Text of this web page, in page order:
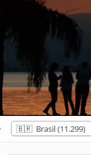
🇧🇷 Brasil (11.299)